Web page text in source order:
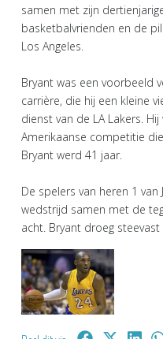
samen met zijn
basketbalvrienden en de
Los Angeles.
Bryant was een voorbeeld
carrière, die hij een kleine
dienst van de LA Lakers.
Amerikaanse competitie
Bryant werd 41 jaar.
De spelers van heren 1
wedstrijd samen met de
acht. Bryant droeg